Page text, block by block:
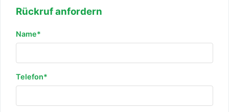
Rückruf anfordern
Name*
Telefon*